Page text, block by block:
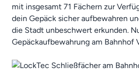
mit insgesamt 71 Fächern zur
dein Gepäck sicher aufbewahren
die Stadt unbeschwert erkunden.
Gepäckaufbewahrung am Bahnhof